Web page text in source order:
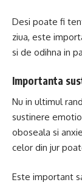
Desi poate fi
ziua, este
si de odihna in
Importanta
Nu in ultimul
sustinere
oboseala si
celor din jur
Este important